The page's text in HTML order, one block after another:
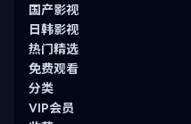
国产影视
日韩影视
热门精选
免费观看
分类
VIP会员